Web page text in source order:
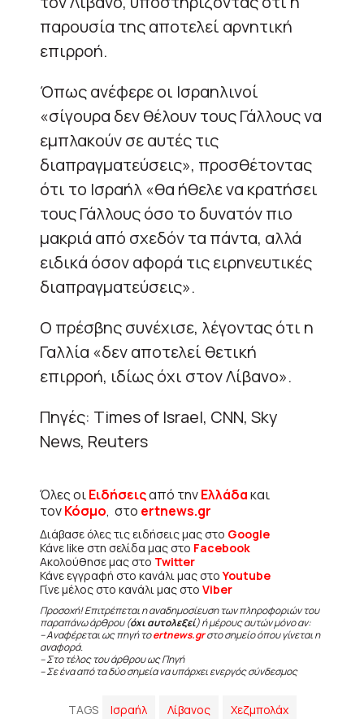
παρουσία της αποτελεί αρνητική
επιρροή.
Όπως ανέφερε οι Ισραηλινοί
«σίγουρα δεν θέλουν τους Γάλλους να
εμπλακούν σε αυτές τις
διαπραγματεύσεις», προσθέτοντας
ότι το Ισραήλ «θα ήθελε να κρατήσει
τους Γάλλους όσο το δυνατόν πιο
μακριά από σχεδόν τα πάντα, αλλά
ειδικά όσον αφορά τις ειρηνευτικές
διαπραγματεύσεις».
Ο πρέσβης συνέχισε, λέγοντας ότι η
Γαλλία «δεν αποτελεί θετική
επιρροή, ιδίως όχι στον Λίβανο».
Πηγές: Times of Israel, CNN, Sky
News, Reuters
Όλες οιΕιδήσειςαπό τηνΕλλάδακαι
τονΚόσμο, στο ertnews.gr
Διάβασε όλες τις ειδήσεις μας στο Google
Κάνε like στη σελίδα μας στο Facebook
Ακολούθησε μας στο Twitter
Κάνε εγγραφή στο κανάλι μας στοYoutube
Γίνε μέλος στο κανάλι μας στο Viber
Προσοχή! Επιτρέπεται η αναδημοσίευση των πληροφοριών του
παραπάνω άρθρου (όχι αυτολεξεί) ή μέρους αυτών μόνο αν:
– Αναφέρεται ως πηγή τοertnews.grστο σημείο όπου γίνεται η
αναφορά.
– Στο τέλος του άρθρου ως Πηγή
– Σε ένα από τα δύο σημεία να υπάρχει ενεργός σύνδεσμος
TAGS Ισραήλ Λίβανος Χεζμπολάχ